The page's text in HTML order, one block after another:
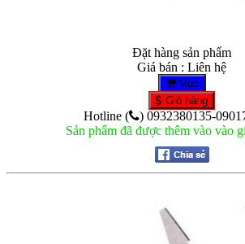
Đặt hàng sản phẩm
Giá bán : Liên hệ
Mua
Giỏ hàng
Hotline (
) 0932380135-
Sản phẩm đã được thêm vào vào